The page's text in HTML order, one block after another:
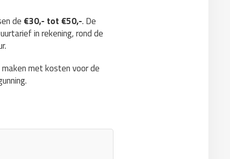
de €30,- tot €50,-. De
in rekening, rond de
met kosten voor de